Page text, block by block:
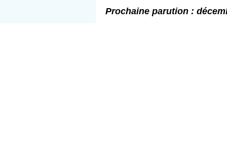
Prochaine parution :